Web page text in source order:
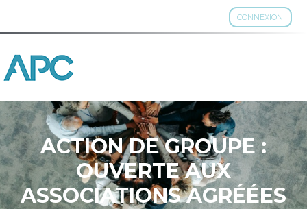
CONNEXION
Aller
au
ACTION DE GROUPE :
OUVERTE AUX
ASSOCIATIONS AGRÉÉES